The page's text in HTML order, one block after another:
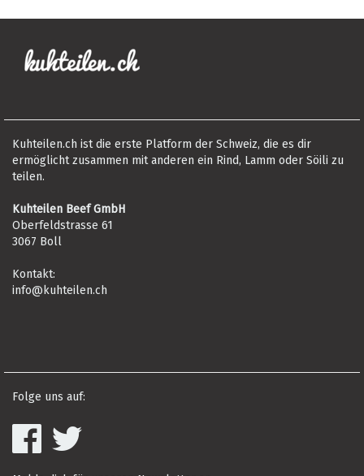
Kuhteilen.ch ist die erste Platform der Schweiz, die es dir
ermöglicht zusammen mit anderen ein Rind, Lamm oder Söili zu
teilen.
Kuhteilen Beef GmbH
Oberfeldstrasse 61
3067 Boll
Kontakt:
info@kuhteilen.ch
Folge uns auf: